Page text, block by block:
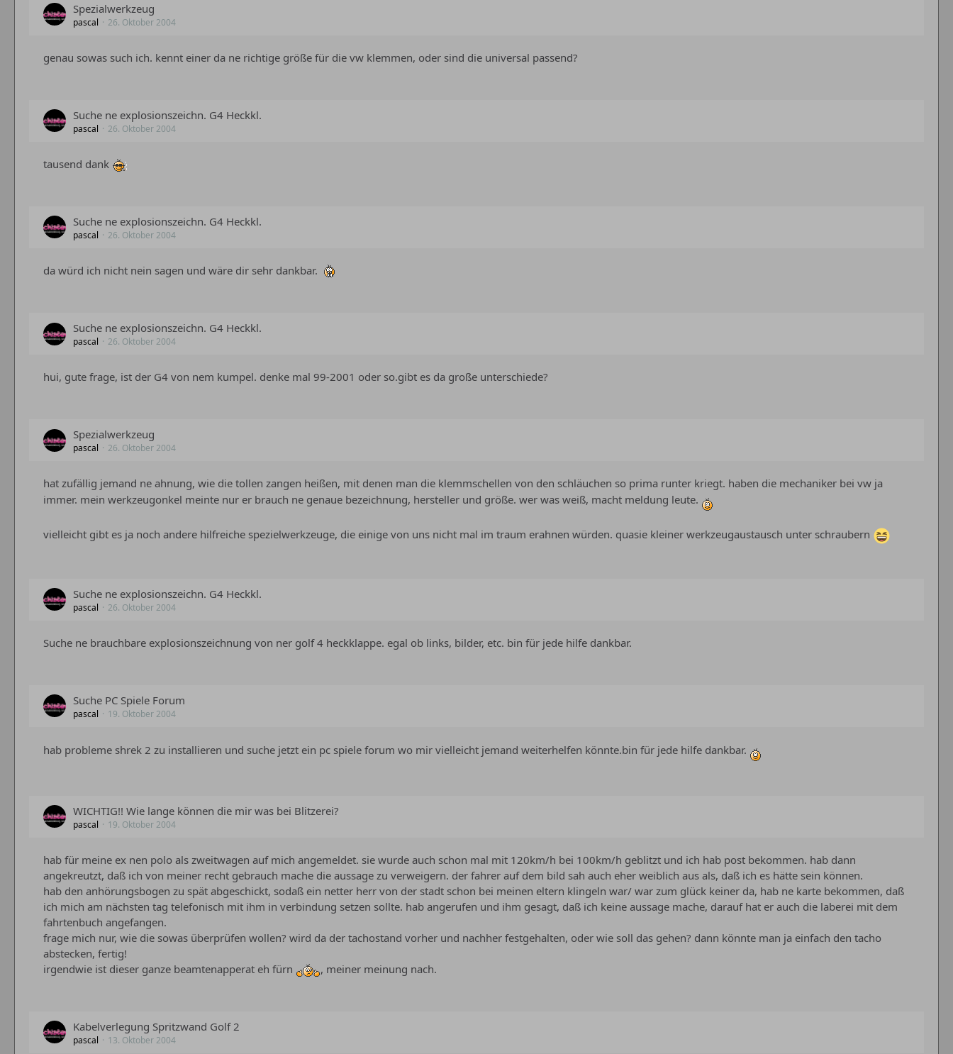
Spezialwerkzeug
pascal 26. Oktober 2004
genau sowas such ich. kennt einer da ne richtige größe für die vw klemmen, oder sind die universal passend?
Suche ne explosionszeichn. G4 Heckkl.
pascal 26. Oktober 2004
tausend dank
Suche ne explosionszeichn. G4 Heckkl.
pascal 26. Oktober 2004
da würd ich nicht nein sagen und wäre dir sehr dankbar.
Suche ne explosionszeichn. G4 Heckkl.
pascal 26. Oktober 2004
hui, gute frage, ist der G4 von nem kumpel. denke mal 99-2001 oder so.gibt es da große unterschiede?
Spezialwerkzeug
pascal 26. Oktober 2004
hat zufällig jemand ne ahnung, wie die tollen zangen heißen, mit denen man die klemmschellen von den schläuchen so prima runter kriegt. haben die mechaniker bei vw ja
immer. mein werkzeugonkel meinte nur er brauch ne genaue bezeichnung, hersteller und größe. wer was weiß, macht meldung leute.
vielleicht gibt es ja noch andere hilfreiche spezielwerkzeuge, die einige von uns nicht mal im traum erahnen würden. quasie kleiner werkzeugaustausch unter schraubern
Suche ne explosionszeichn. G4 Heckkl.
pascal 26. Oktober 2004
Suche ne brauchbare explosionszeichnung von ner golf 4 heckklappe. egal ob links, bilder, etc. bin für jede hilfe dankbar.
Suche PC Spiele Forum
pascal 19. Oktober 2004
hab probleme shrek 2 zu installieren und suche jetzt ein pc spiele forum wo mir vielleicht jemand weiterhelfen könnte.bin für jede hilfe dankbar.
WICHTIG!! Wie lange können die mir was bei Blitzerei?
pascal 19. Oktober 2004
hab für meine ex nen polo als zweitwagen auf mich angemeldet. sie wurde auch schon mal mit 120km/h bei 100km/h geblitzt und ich hab post bekommen. hab dann
angekreutzt, daß ich von meiner recht gebrauch mache die aussage zu verweigern. der fahrer auf dem bild sah auch eher weiblich aus als, daß ich es hätte sein können.
hab den anhörungsbogen zu spät abgeschickt, sodaß ein netter herr von der stadt schon bei meinen eltern klingeln war/ war zum glück keiner da, hab ne karte bekommen, daß
ich mich am nächsten tag telefonisch mit ihm in verbindung setzen sollte. hab angerufen und ihm gesagt, daß ich keine aussage mache, darauf hat er auch die laberei mit dem
fahrtenbuch angefangen.
frage mich nur, wie die sowas überprüfen wollen? wird da der tachostand vorher und nachher festgehalten, oder wie soll das gehen? dann könnte man ja einfach den tacho
abstecken, fertig!
irgendwie ist dieser ganze beamtenapperat eh fürn
, meiner meinung nach.
Kabelverlegung Spritzwand Golf 2
pascal 13. Oktober 2004